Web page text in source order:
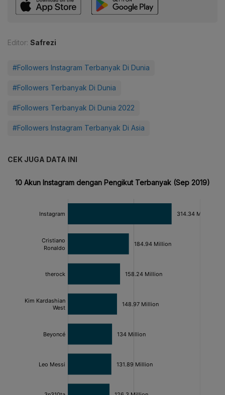
Editor: Safrezi
#Followers Instagram Terbanyak Di Dunia
#Followers Terbanyak Di Dunia
#Followers Terbanyak Di Dunia 2022
#Followers Instagram Terbanyak Di Asia
CEK JUGA DATA INI